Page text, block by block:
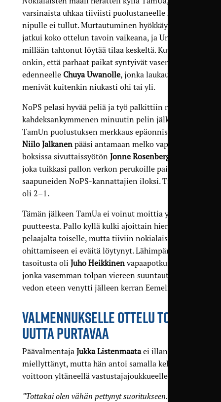
varsinaista uhkaa tiiviisti puolustaneelle NoPS-
nipulle ei tullut. Murtautuminen hyökkäysalueelle
jatkui koko ottelun tavoin vaikeana, ja United ei
millään tahtonut löytää tilaa keskeltä. Kuvaavaa
onkin, että parhaat paikat syntyivät vasenta laitaa
edenneelle Chuya Uwanolle, jonka laukaukset
menivät kuitenkin niukasti ohi tai yli.
NoPS pelasi hyvää peliä ja työ palkittiin reilun
kahdeksankymmenen minuutin pelin jälkeen.
TamUn puolustuksen merkkaus epäonnistui ja
Niilo Jalkanenpääsi antamaan melko vapaasti
boksissa sivuttaissyötön Jonne Rosenbergille
joka tuikkasi pallon verkon perukoille paikalle
saapuneiden NoPS-kannattajien iloksi. Tilanne
oli 2–1.
Tämän jälkeen TamUa ei voinut moittia yrityksen
puutteesta. Pallo kyllä kulki ajoittain hienosti
pelaajalta toiselle, mutta tiiviin nokialaisnipun
ohittamiseen ei eväitä löytynyt. Lähimpänä
tasoitusta oli Juho Heikkinenvapaapotkusta,
jonka vasemman tolpan viereen suuntautuneen
vedon eteen venytti jälleen kerran Eemeli Päiviö.
VALMENNUKSELLE OTTELU TOI
UUTTA PURTAVAA
Päävalmentaja Jukka Listenmaataei illan esitys
miellyttänyt, mutta hän antoi samalla kehut
voittoon yltäneellä vastustajajoukkueelle.
”Tottakai olen vähän pettynyt suoritukseen. Emme